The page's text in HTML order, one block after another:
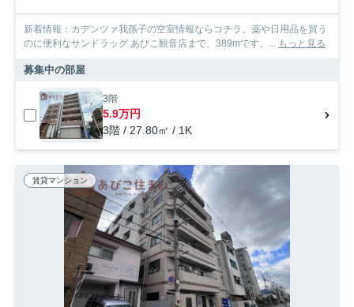
新着情報：カデンツァ我孫子の空室情報ならコチラ。薬や日用品を買う
のに便利なサンドラッグ あびこ観音店まで、389mです。... もっと見る
募集中の部屋
3階
5.9万円
3階 / 27.80㎡ / 1K
賃貸マンション